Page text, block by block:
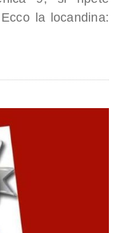
la locandina: